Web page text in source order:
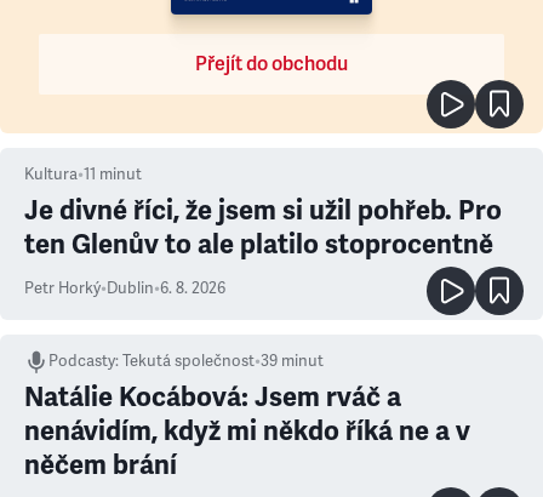
Přejít do obchodu
Kultura•11 minut
Je divné říci, že jsem si užil pohřeb. Pro
ten Glenův to ale platilo stoprocentně
Petr Horký•Dublin•6. 8. 2026
Podcasty:Tekutá společnost•39 minut
Natálie Kocábová: Jsem rváč a
nenávidím, když mi někdo říká ne a v
něčem brání